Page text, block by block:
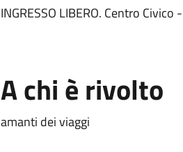
INGRESSO LIBERO. Centro Civico
A chi è rivolto
amanti dei viaggi